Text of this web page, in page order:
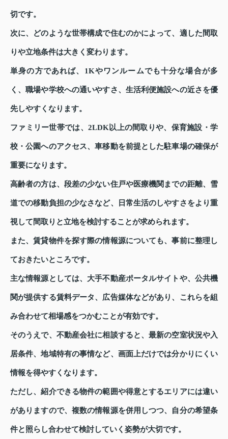
切です。
次に、どのような世帯構成で住むのかによって、適した間取
りや立地条件は大きく変わります。
単身の方であれば、1Kやワンルームでも十分な場合が多
く、職場や学校への通いやすさ、生活利便施設への近さを優
先しやすくなります。
ファミリー世帯では、2LDK以上の間取りや、保育施設・学
校・公園へのアクセス、車移動を前提とした駐車場の確保が
重要になります。
高齢者の方は、段差の少ない住戸や医療機関までの距離、雪
道での移動負担の少なさなど、日常生活のしやすさをより重
視して間取りと立地を検討することが求められます。
また、賃貸物件を探す際の情報源についても、事前に整理し
ておきたいところです。
主な情報源としては、大手不動産ポータルサイトや、公共機
関が提供する賃料データ、広告媒体などがあり、これらを組
み合わせて相場感をつかむことが有効です。
そのうえで、不動産会社に相談すると、最新の空室状況や入
居条件、地域特有の事情など、画面上だけでは分かりにくい
情報を得やすくなります。
ただし、紹介できる物件の範囲や得意とするエリアには違い
がありますので、複数の情報源を併用しつつ、自分の希望条
件と照らし合わせて検討していく姿勢が大切です。